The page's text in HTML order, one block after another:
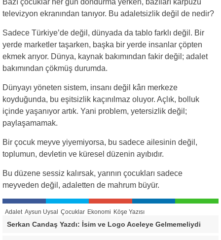
Bazı çocuklar her gün dondurma yerken, bazıları karpuzu
televizyon ekranından tanıyor. Bu adaletsizlik değil de nedir?
Sadece Türkiye’de değil, dünyada da tablo farklı değil. Bir
yerde marketler taşarken, başka bir yerde insanlar çöpten
ekmek arıyor. Dünya, kaynak bakımından fakir değil; adalet
bakımından çökmüş durumda.
Dünyayı yöneten sistem, insanı değil kârı merkeze
koyduğunda, bu eşitsizlik kaçınılmaz oluyor. Açlık, bolluk
içinde yaşanıyor artık. Yani problem, yetersizlik değil;
paylaşamamak.
Bir çocuk meyve yiyemiyorsa, bu sadece ailesinin değil,
toplumun, devletin ve küresel düzenin ayıbıdır.
Bu düzene sessiz kalırsak, yarının çocukları sadece
meyveden değil, adaletten de mahrum büyür.
Adalet Aysun Uysal Çocuklar Ekonomi Köşe Yazısı
Serkan Candaş Yazdı: İsim ve Logo Aceleye Gelmemeliydi